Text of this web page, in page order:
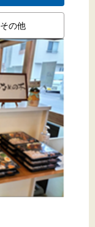
その他